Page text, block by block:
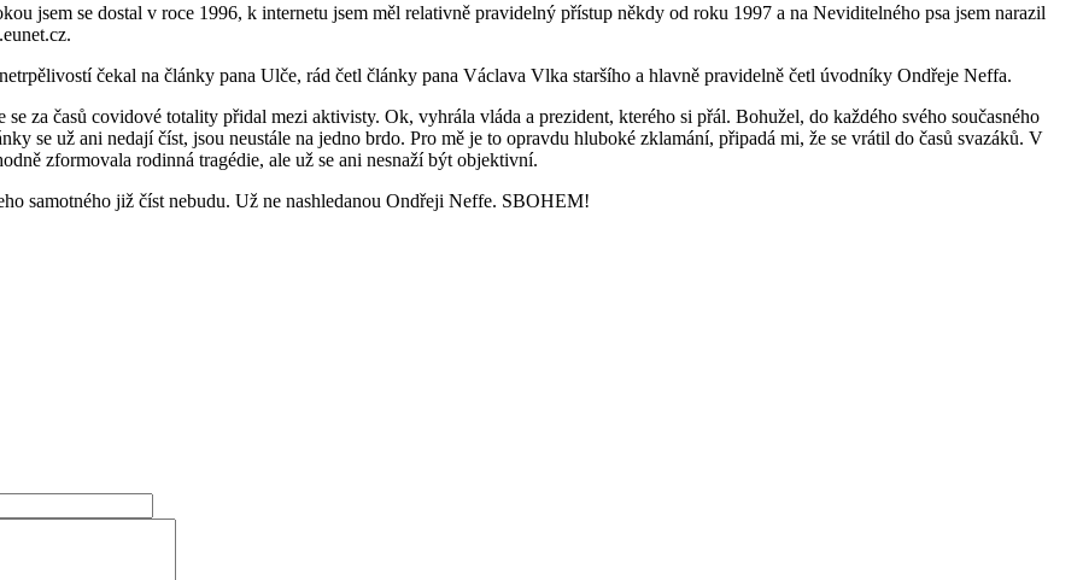
jsem se dostal v roce 1996, k internetu jsem měl relativně pravidelný přístup někdy od roku 1997 a na Neviditelného psa jsem narazil
čekal na články pana Ulče, rád četl články pana Václava Vlka staršího a hlavně pravidelně četl úvodníky Ondřeje Neffa.
za časů covidové totality přidal mezi aktivisty. Ok, vyhrála vláda a prezident, kterého si přál. Bohužel, do každého svého současného
se už ani nedají číst, jsou neustále na jedno brdo. Pro mě je to opravdu hluboké zklamání, připadá mi, že se vrátil do časů svazáků. V
zformovala rodinná tragédie, ale už se ani nesnaží být objektivní.
samotného již číst nebudu. Už ne nashledanou Ondřeji Neffe. SBOHEM!